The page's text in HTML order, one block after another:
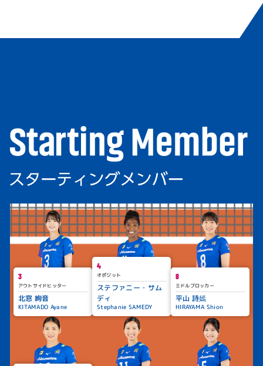
3
アウトサイドヒッター
北窓 絢音
KITAMADO Ayane
4
オポジット
ステファニー・サム
ディ
Stephanie SAMEDY
8
ミドルブロッカー
平山 詩嫣
HIRAYAMA Shion